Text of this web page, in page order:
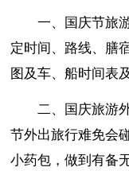
一、国庆节旅
定时间、路线、膳
图及车、船时间表
二、国庆旅游
节外出旅行难免会
小药包，做到有备